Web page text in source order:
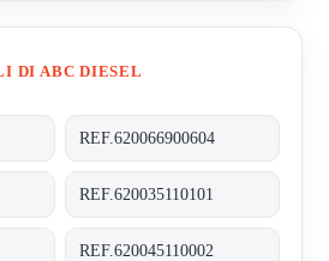
DI ABC DIESEL
REF.620066900604
REF.620035110101
REF.620045110002